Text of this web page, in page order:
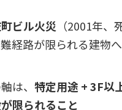
ビル火災 （2001年
経路が限られる建物
は、 特定用途 + 3F以
限られること